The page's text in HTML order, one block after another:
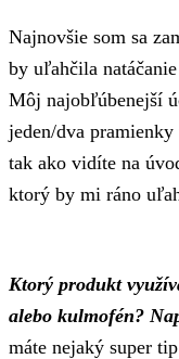
Najnovšie som sa
by uľahčila
Môj najobľúbenejší
jeden/dva
tak ako vidíte na
ktorý by mi ráno
Ktorý produkt
alebo kulmofén?
máte nejaký super